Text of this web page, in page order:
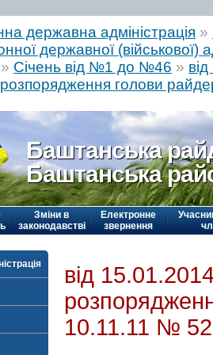
державна адміністрація »
державної (військової)
» Січень від №1 до №46 »
голови
Баштанська
Баштанська
Зміни в
законодавстві
Електронне
звернення
від
10.11.11 №